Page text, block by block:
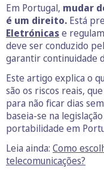
Em Portugal, mudar
é um direito. Está
Eletrónicase
deve ser conduzido
garantir continuidade
Este artigo explica o
são os riscos reais,
para não ficar dias
baseia-se na
portabilidade em
Leia ainda: Como
telecomunicações?